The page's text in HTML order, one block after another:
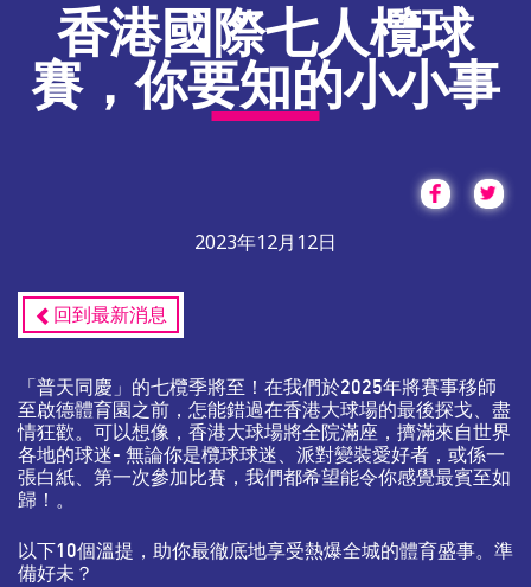
香港國際七人欖球
賽，你要知的小小事
2023年12月12日
回到最新消息
「普天同慶」的七欖季將至！在我們於2025年將賽事移師
至啟德體育園之前，怎能錯過在香港大球場的最後探戈、盡
情狂歡。可以想像，香港大球場將全院滿座，擠滿來自世界
各地的球迷- 無論你是欖球球迷、派對變裝愛好者，或係一
張白紙、第一次參加比賽，我們都希望能令你感覺最賓至如
歸！。
以下10個溫提，助你最徹底地享受熱爆全城的體育盛事。準
備好未？